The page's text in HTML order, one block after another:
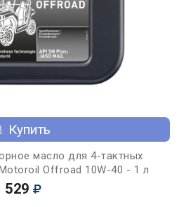
Купить
масло для 4-тактных
Offroad 10W-40 - 1 л
529